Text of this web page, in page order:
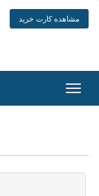
مشاهده کارت خرید
تغییر